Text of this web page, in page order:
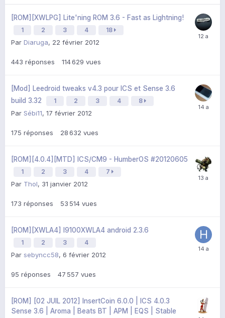
[ROM][XWLPG] Lite'ning ROM 3.6 - Fast as Lightning!
1 2 3 4 18
Par Diaruga, 22 février 2012
443 réponses 114 629 vues
[Mod] Leedroid tweaks v4.3 pour ICS et Sense 3.6
build 3.32
1 2 3 4 8
Par Sébi11, 17 février 2012
175 réponses 28 632 vues
[ROM][4.0.4][MTD] ICS/CM9 - HumberOS #20120605
1 2 3 4 7
Par Thol, 31 janvier 2012
173 réponses 53 514 vues
[ROM][XWLA4] I9100XWLA4 android 2.3.6
1 2 3 4
Par sebyncc58, 6 février 2012
95 réponses 47 557 vues
[ROM] [02 JUIL 2012] InsertCoin 6.0.0 | ICS 4.0.3
Sense 3.6 | Aroma | Beats BT | APM | EQS | Stable